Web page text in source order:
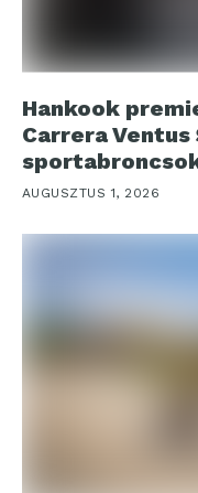
Hankook
Carrera Ventus
AUGUSZTUS 1, 2026